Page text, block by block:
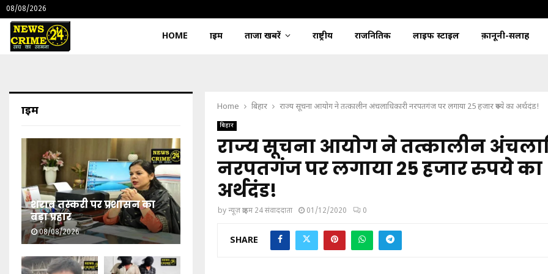
08/08/2026
HOME क्राइम ताजा खबरें राष्ट्रीय राजनितिक लाइफ स्टाइल क़ानूनी-सलाह
Home बिहार राज्य सूचना आयोग ने तत्कालीन अंचलाधिकारी नरपतगंज पर लगाया 25 हजार रुपये का अर्थदंड!
बिहार
राज्य सूचना आयोग ने तत्कालीन
नरपतगंज पर लगाया 25 हजार रुपये का
अर्थदंड!
byन्यूज़ क्राइम 24 संवाददाता 01/12/2020 0
SHARE
क्राइम
शराब तस्करी पर प्रशासन का
बड़ा प्रहार
08/08/2026